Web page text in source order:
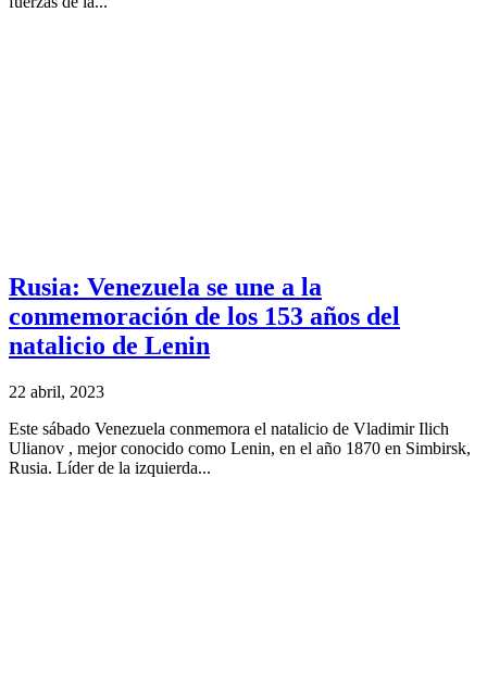
Rusia: Venezuela se une a la
conmemoración de los 153 años del
natalicio de Lenin
22 abril, 2023
Este sábado Venezuela conmemora el natalicio de Vladimir Ilich
Ulianov , mejor conocido como Lenin, en el año 1870 en Simbirsk,
Rusia. Líder de la izquierda...